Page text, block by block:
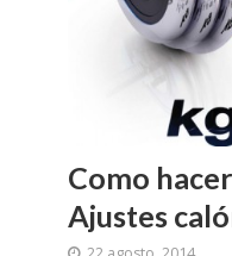
Como
Ajustes